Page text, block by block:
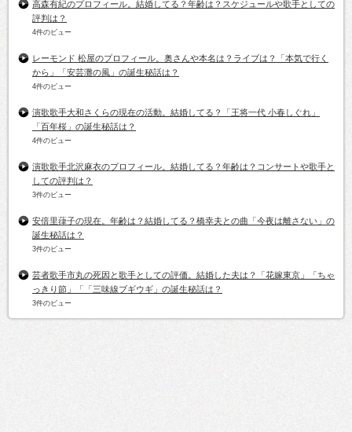
高森有紀のプロフィール。結婚してる？年齢は？スケジュールや歌手としての
評判は？
4件のビュー
レーモンド 松屋のプロフィール。奥さんや本名は？ライブは？「本気で行く
から」「安芸灘の風」の誕生秘話は？
4件のビュー
演歌歌手大和さくらの現在の活動。結婚してる？「王将一代 小春しぐれ」
「百年桜」の誕生秘話は？
4件のビュー
演歌歌手北沢麻衣のプロフィール。結婚してる？年齢は？コンサートや歌手と
しての評判は？
3件のビュー
安倍里葎子の現在。年齢は？結婚してる？橋幸夫との曲「今夜は離さない」の
誕生秘話は？
3件のビュー
芸者歌手市丸の死因と歌手としての評価。結婚した夫は？「花嫁東京」「ちゃ
っきり節」「「三味線ブギウギ」の誕生秘話は？
3件のビュー